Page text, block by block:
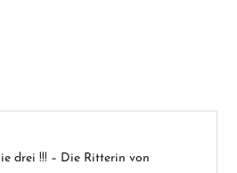
drei !!! – Die Ritterin von